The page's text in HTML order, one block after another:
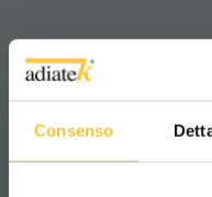
Consenso
Theoretical productivity: